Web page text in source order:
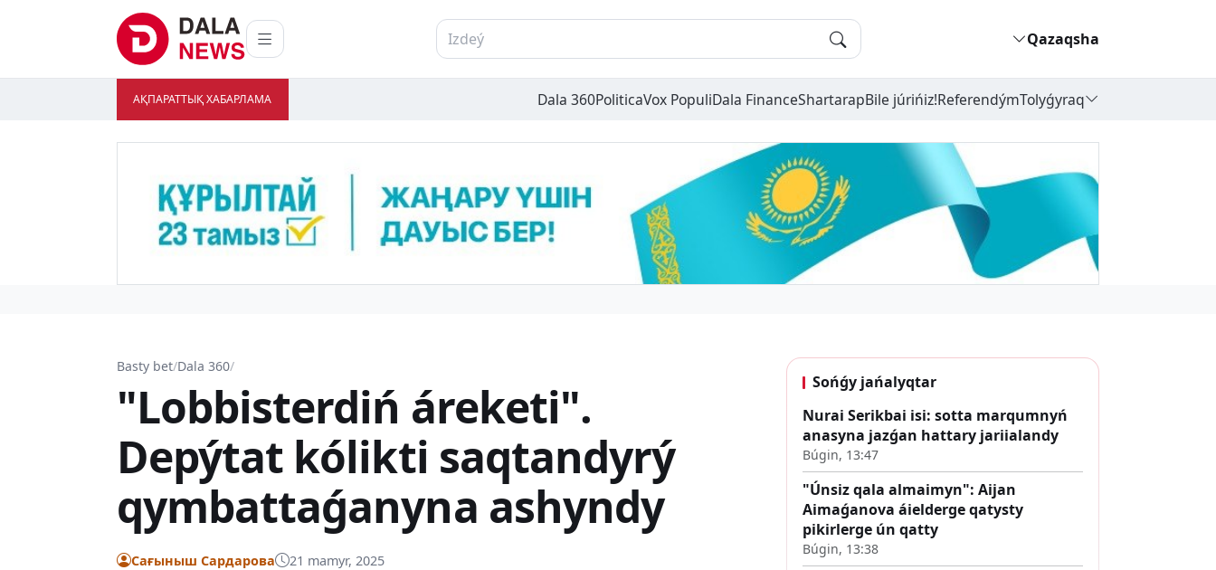
Qazaqsha
АҚПАРАТТЫҚ ХАБАРЛАМА Dala 360PoliticaVox PopuliDala FinanceShartarapBile júrińiz!ReferendýmTolyǵyraq
Basty bet/Dala 360/
"Lobbisterdiń áreketi".
Depýtat kólikti saqtandyrý
qymbattaǵanyna ashyndy
Сағыныш Сардарова 21 mamyr, 2025
Sońǵy jańalyqtar
Nurai Serikbai isi: sotta marqumnyń
anasyna jazǵan hattary jariialandy
Búgin, 13:47
"Únsiz qala almaimyn": Aijan
Aimaǵanova áielderge qatysty
pikirlerge ún qatty
Búgin, 13:38